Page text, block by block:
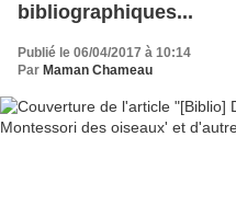
bibliographiques...
Publié le 06/04/2017 à 10:14
Par Maman Chameau